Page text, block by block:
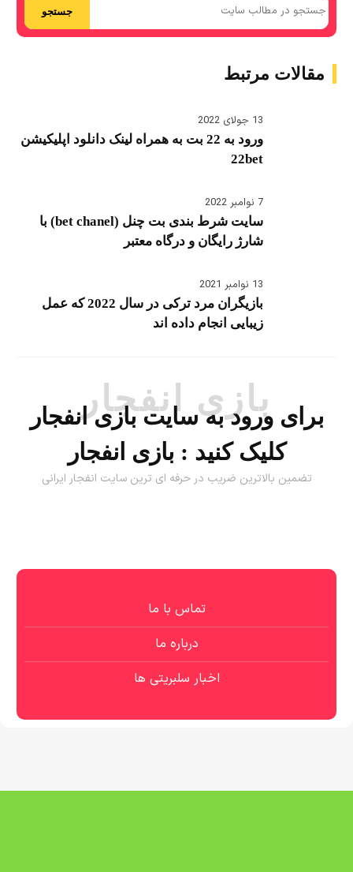
جستجو
مقالات مرتبط
13 جولای 2022
ورود به 22 بت به همراه لینک دانلود اپلیکیشن
22bet
7 نوامبر 2022
سایت شرط بندی بت چنل (bet chanel) با
شارژ رایگان و درگاه معتبر
13 نوامبر 2021
بازیگران مرد ترکی در سال 2022 که عمل
زیبایی انجام داده اند
بازی انفجار
برای ورود به سایت بازی انفجار
کلیک کنید : بازی انفجار
تضمین بالاترین ضریب در حرفه ای ترین سایت انفجار ایرانی
تماس با ما
درباره ما
اخبار سلبریتی ها